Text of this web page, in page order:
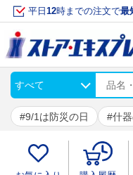
平日 12時までの注文で最
9/1は防災の日 什